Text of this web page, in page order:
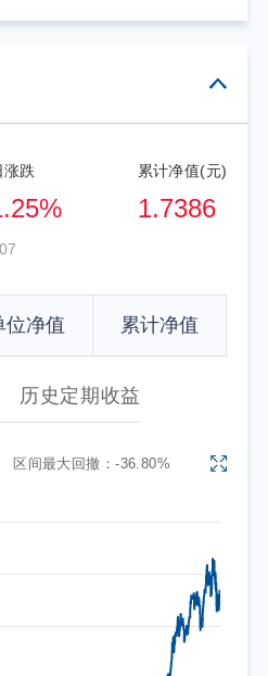
涨跌 累计净值(元)
1.7386
位净值 累计净值
历史定期收益
区间最大回撤：-36.80%